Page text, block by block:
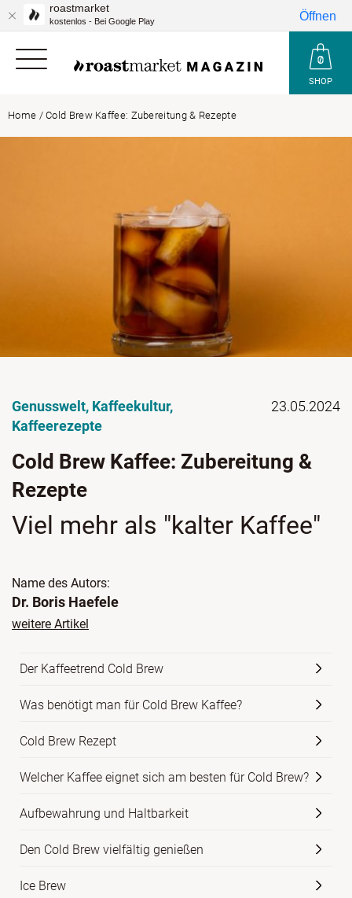
SHOP
Home /Cold Brew Kaffee: Zubereitung & Rezepte
Genusswelt, Kaffeekultur,
Kaffeerezepte
23.05.2024
Cold Brew Kaffee: Zubereitung &
Rezepte
Viel mehr als "kalter Kaffee"
Name des Autors:
Dr. Boris Haefele
weitere Artikel
Der Kaffeetrend Cold Brew
Was benötigt man für Cold Brew Kaffee?
Cold Brew Rezept
Welcher Kaffee eignet sich am besten für Cold Brew?
Aufbewahrung und Haltbarkeit
Den Cold Brew vielfältig genießen
Ice Brew
roastmarket
kostenlos - Bei Google Play Öffnen